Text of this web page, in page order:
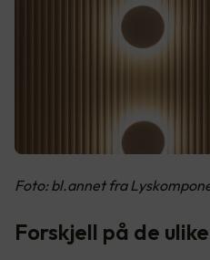
Foto: bl.annet fra
Forskjell på de